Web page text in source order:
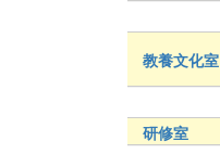
教養文化室
研修室